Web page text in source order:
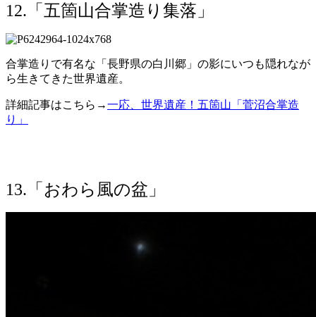
12.「五箇山合掌造り集落」
合掌造りで有名な「長野県の白川郷」の影にいつも隠れなが
ら生きてきた世界遺産。
詳細記事はこちら→一応、世界遺産！五箇山「菅沼合掌造
り」
13.「おわら風の盆」